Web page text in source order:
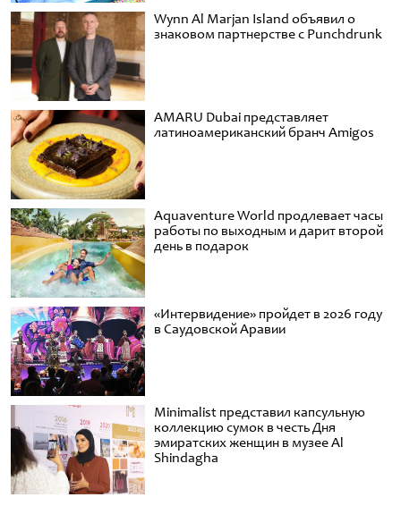
Wynn Al Marjan Island объявил о
знаковом партнерстве с Punchdrunk
AMARU Dubai представляет
латиноамериканский бранч Amigos
Aquaventure World продлевает часы
работы по выходным и дарит второй
день в подарок
«Интервидение» пройдет в 2026 году
в Саудовской Аравии
Minimalist представил капсульную
коллекцию сумок в честь Дня
эмиратских женщин в музее Al
Shindagha